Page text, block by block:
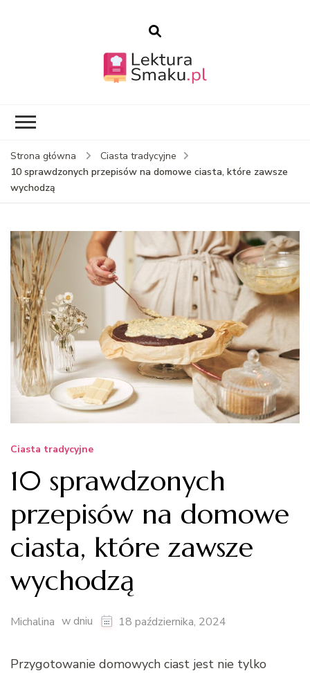
Strona główna
Ciasta tradycyjne
10 sprawdzonych przepisów na domowe ciasta, które zawsze
wychodzą
Ciasta tradycyjne
10 sprawdzonych
przepisów na domowe
ciasta, które zawsze
wychodzą
Michalina w dniu 18 października, 2024
Przygotowanie domowych ciast jest nie tylko